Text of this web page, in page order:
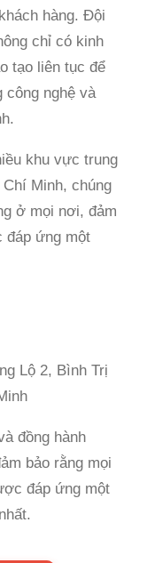
hàng. Đội
chỉ có kinh
tạo liên tục để
công nghệ và
khu vực trung
Minh, chúng
ở mọi nơi, đảm
đáp ứng một
Lộ 2, Bình Trị
đồng hành
bảo rằng mọi
đáp ứng một